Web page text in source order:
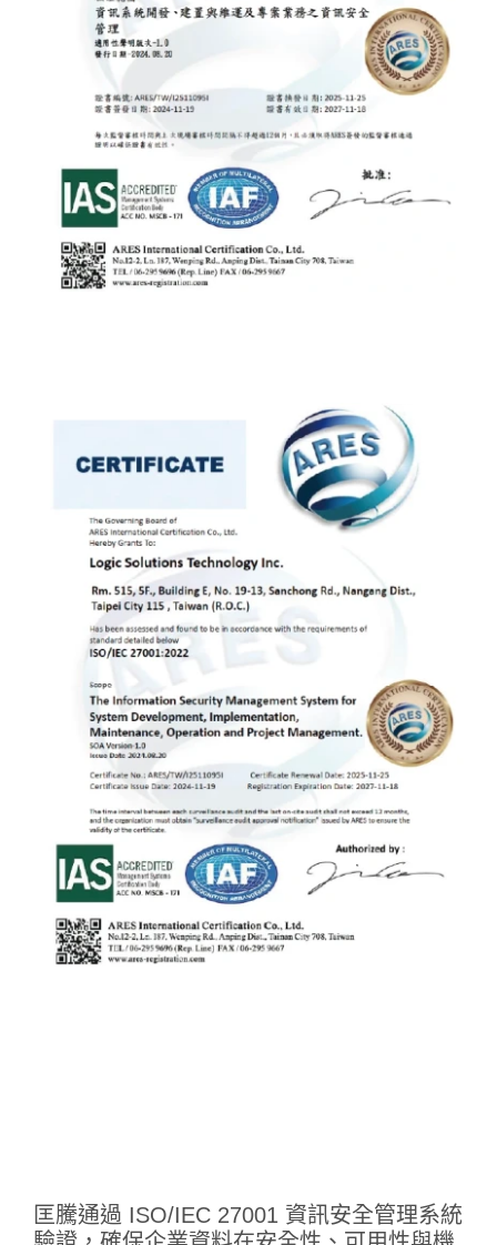
匡騰通過 ISO/IEC 27001 資訊安全管理系統